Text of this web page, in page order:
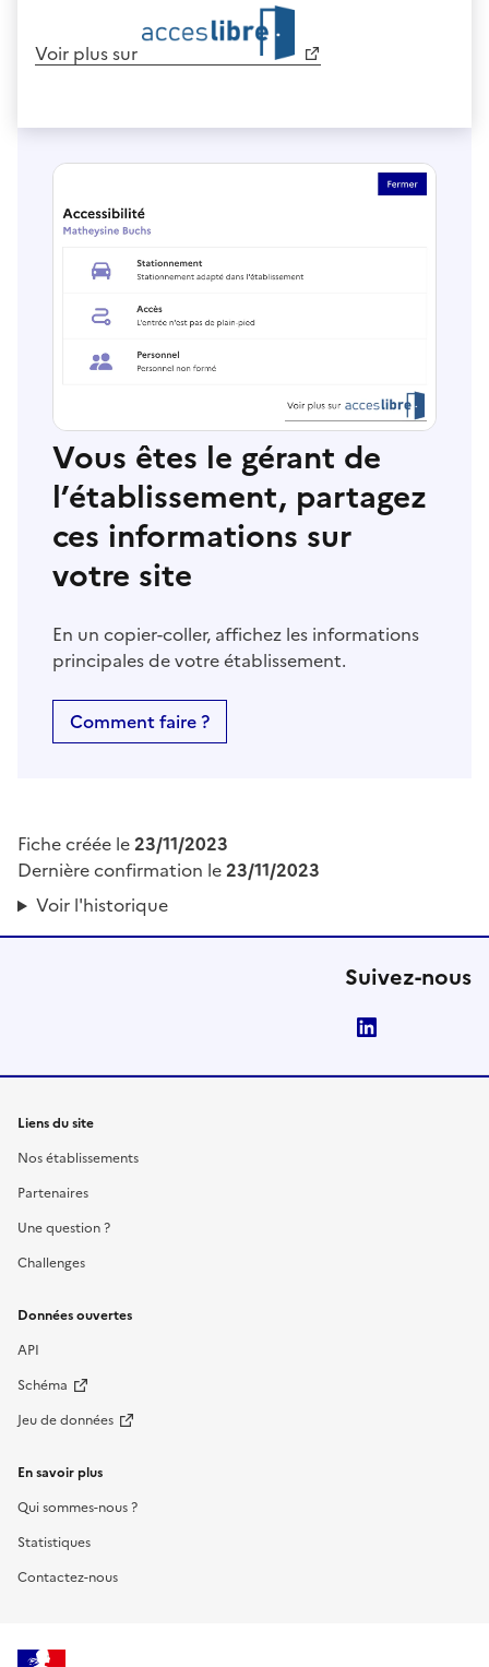
Voir plus sur
Vous êtes le gérant de
l’établissement, partagez
ces informations sur
votre site
En un copier-coller, affichez les informations
principales de votre établissement.
Comment faire ?
Fiche créée le23/11/2023
Dernière confirmation le23/11/2023
Voir l'historique
Suivez-nous
Liens du site
Nos établissements
Partenaires
Une question ?
Challenges
Données ouvertes
API
Schéma
Jeu de données
En savoir plus
Qui sommes-nous ?
Statistiques
Contactez-nous